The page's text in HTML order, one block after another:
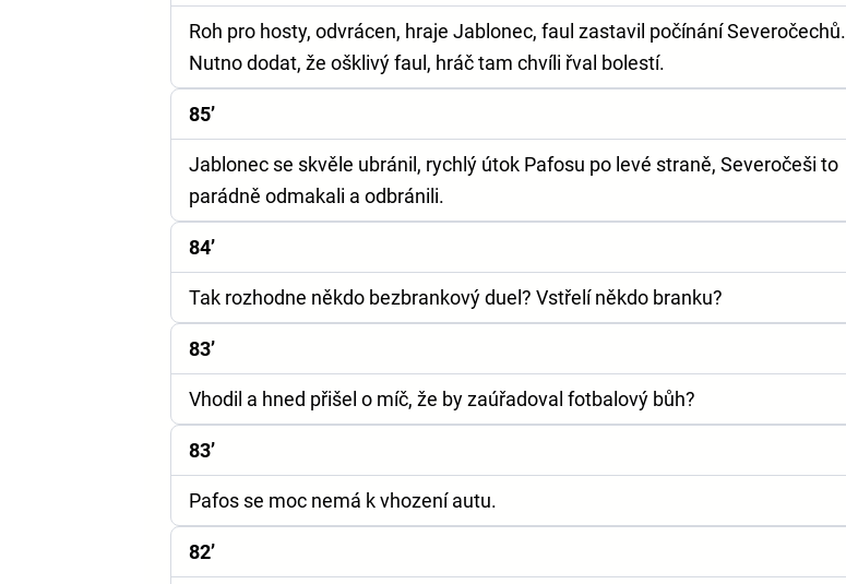
Roh pro hosty, odvrácen, hraje Jablonec, faul zastavil počínání Severočechů.
Nutno dodat, že ošklivý faul, hráč tam chvíli řval bolestí.
85’
Jablonec se skvěle ubránil, rychlý útok Pafosu po levé straně, Severočeši to
parádně odmakali a odbránili.
84’
Tak rozhodne někdo bezbrankový duel? Vstřelí někdo branku?
83’
Vhodil a hned přišel o míč, že by zaúřadoval fotbalový bůh?
83’
Pafos se moc nemá k vhození autu.
82’